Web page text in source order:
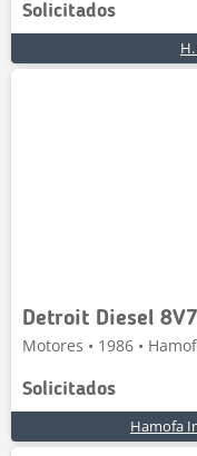
Solicitados
Detroit Diesel
Motores • 1986 •
Solicitados
Hamofa